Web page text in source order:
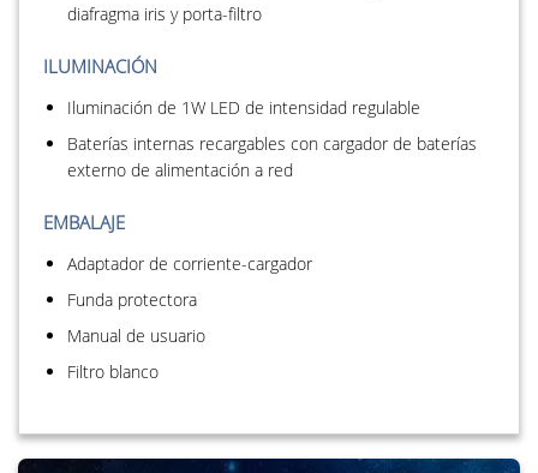
diafragma iris y porta-filtro
ILUMINACIÓN
Iluminación de 1W LED de intensidad regulable
Baterías internas recargables con cargador de baterías
externo de alimentación a red
EMBALAJE
Adaptador de corriente-cargador
Funda protectora
Manual de usuario
Filtro blanco